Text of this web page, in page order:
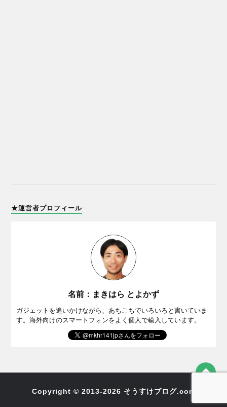
★運営者プロフィール
名前：まきはら とよかず
ガジェットを追いかけながら、あちこちでいろいろと書いていま
す。海外向けのスマートフォンをよく個人で輸入しています。
Copyright © 2013-2026 そうすけブログ.com